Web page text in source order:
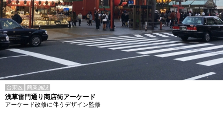
台東区 商業施設
浅草雷門通り商店街アーケード
アーケード改修に伴うデザイン監修